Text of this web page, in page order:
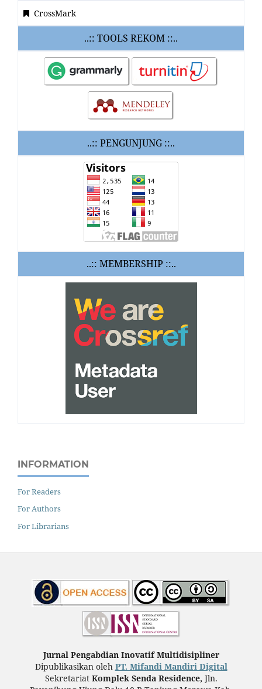
CrossMark
..:: TOOLS REKOM ::..
..:: PENGUNJUNG ::..
..:: MEMBERSHIP ::..
INFORMATION
For Readers
For Authors
For Librarians
Jurnal Pengabdian Inovatif Multidisipliner
Dipublikasikan oleh PT. Mifandi Mandiri Digital
Sekretariat Komplek Senda Residence, Jln.